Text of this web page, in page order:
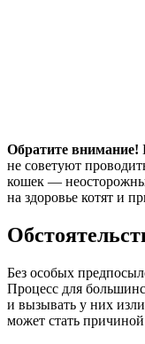
Обратите внимание!
не советуют
кошек —
на здоровье котят и
Без особых
Процесс для
и вызывать у них
может стать